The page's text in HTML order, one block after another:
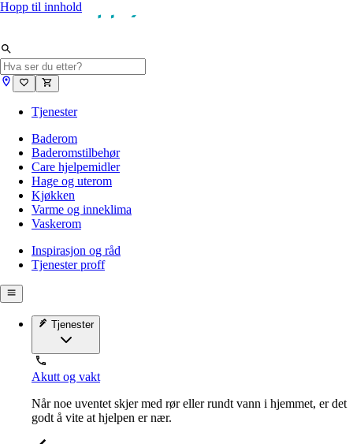
Hopp til innhold
Tjenester
Baderom
Baderomstilbehør
Care hjelpemidler
Hage og uterom
Kjøkken
Varme og inneklima
Vaskerom
Inspirasjon og råd
Tjenester proff
Tjenester
Akutt og vakt
Når noe uventet skjer med rør eller rundt vann i hjemmet, er det
godt å vite at hjelpen er nær.